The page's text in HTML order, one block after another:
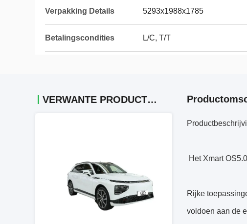
Verpakking Details 5293x1988x1785
Betalingscondities L/C, T/T
VERWANTE PRODUCTEN
Het Xmart
Rijke
voldoen aan de